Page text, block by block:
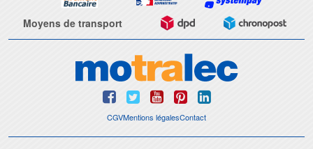
Moyens de transport
CGVMentions légalesContact